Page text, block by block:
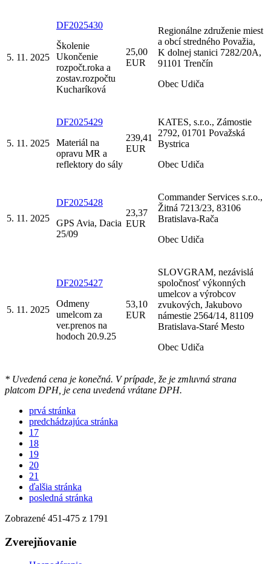
5. 11. 2025
DF2025430
Školenie
Ukončenie
rozpočt.roka a
zostav.rozpočtu
Kucharíková
25,00
EUR
Regionálne združenie miest
a obcí stredného Považia,
K dolnej stanici 7282/20A,
91101 Trenčín
Obec Udiča
5. 11. 2025
DF2025429
Materiál na
opravu MR a
reflektory do sály
239,41
EUR
KATES, s.r.o., Zámostie
2792, 01701 Považská
Bystrica
Obec Udiča
5. 11. 2025
DF2025428
GPS Avia, Dacia
25/09
23,37
EUR
Commander Services s.r.o.,
Žitná 7213/23, 83106
Bratislava-Rača
Obec Udiča
5. 11. 2025
DF2025427
Odmeny
umelcom za
ver.prenos na
hodoch 20.9.25
53,10
EUR
SLOVGRAM, nezávislá
spoločnosť výkonných
umelcov a výrobcov
zvukových, Jakubovo
námestie 2564/14, 81109
Bratislava-Staré Mesto
Obec Udiča
* Uvedená cena je konečná. V prípade, že je zmluvná strana
platcom DPH, je cena uvedená vrátane DPH.
prvá stránka
predchádzajúca stránka
17
18
19
20
21
ďalšia stránka
posledná stránka
Zobrazené 451-475 z 1791
Zverejňovanie